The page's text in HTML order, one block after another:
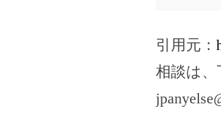
引用元：
相談は